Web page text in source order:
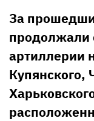
За
продолжали
артиллерии
Купянского,